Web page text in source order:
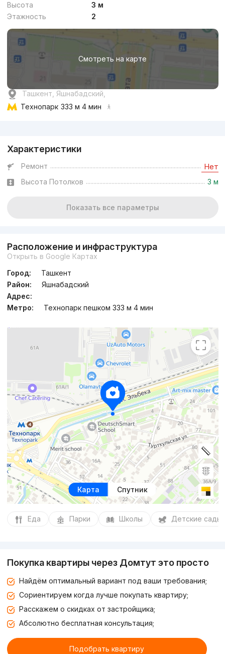
Высота
3 м
Этажность
2
Смотреть на карте
Ташкент, Яшнабадский,
Технопарк 333 м 4 мин
Характеристики
Ремонт Нет
Высота Потолков 3 м
Показать все параметры
Расположение и инфраструктура
Открыть в Google Картах
Город:
Ташкент
Район:
Яшнабадский
Адрес:
Метро:
Технопарк пешком 333 м 4 мин
Карта Спутник
Еда Парки Школы Детские сады
Покупка квартиры через Домтут это просто
Найдём оптимальный вариант под ваши требования;
Сориентируем когда лучше покупать квартиру;
Расскажем о скидках от застройщика;
Абсолютно бесплатная консультация;
Подобрать квартиру